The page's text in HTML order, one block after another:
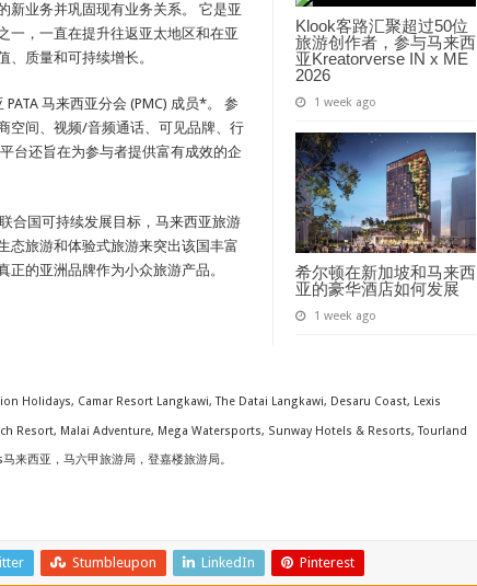
Klook客路汇聚超过50位
旅游创作者，参与马来西
亚Kreatorverse IN x ME
2026
1 week ago
希尔顿在新加坡和马来西
亚的豪华酒店如何发展
1 week ago
新业务并巩固现有业务关系。 它是亚
一，一直在提升往返亚太地区和在亚
、质量和可持续增长。
马来西亚分会 (PMC) 成员*。 参
空间、视频/音频通话、可见品牌、行
台还旨在为参与者提供富有成效的企
合国可持续发展目标，马来西亚旅游
态旅游和体验式旅游来突出该国丰富
的亚洲品牌作为小众旅游产品。
Holidays, Camar Resort Langkawi, The Datai Langkawi, Desaru Coast, Lexis
Resort, Malai Adventure, Mega Watersports, Sunway Hotels & Resorts, Tourland
来西亚，马六甲旅游局，登嘉楼旅游局。
Stumbleupon LinkedIn Pinterest